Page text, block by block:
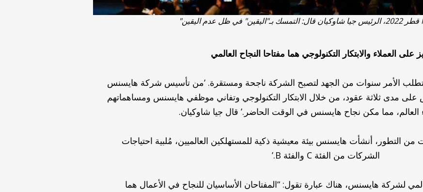
على العملاء والابتكار التكنولوجي هما مفتاحا النجاح العالمي
يتطلب الأمر سنوات من الجهد لتصبح الشركة ناجحة ومستقرة. ‘من تأسيس شركة هايسنس
مدى ثلاثة عقود، من خلال الابتكار التكنولوجي وتفاني موظفي هايسنس ومساهماتهم
العالم، مما مكن نجاح هايسنس في الوقت الحاضر.’ قال جيا شاوكيان.
التطور، أنشأت هايسنس بيئة معيشية ذكية للمستهلكين العالميين، مُلبية احتياجات
الشركات من الفئة C والفئة B.’
لشركة هايسنس، هناك عبارة تقول: “المفتاحان الأساسيان للنجاح في الأعمال هما